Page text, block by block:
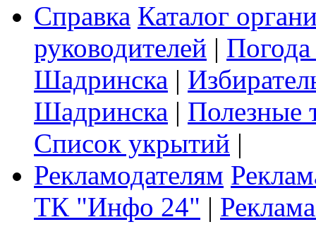
Справка Каталог
руководителей |
Шадринска |
Шадринска | Полезные
Список укрытий |
Рекламодателям
ТК "Инфо 24" |